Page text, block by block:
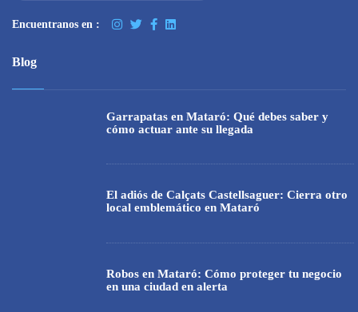
Encuentranos en :
Blog
Garrapatas en Mataró: Qué debes saber y
cómo actuar ante su llegada
El adiós de Calçats Castellsaguer: Cierra otro
local emblemático en Mataró
Robos en Mataró: Cómo proteger tu negocio
en una ciudad en alerta